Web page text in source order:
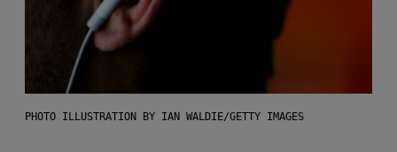
PHOTO ILLUSTRATION BY IAN WALDIE/GETTY IMAGES